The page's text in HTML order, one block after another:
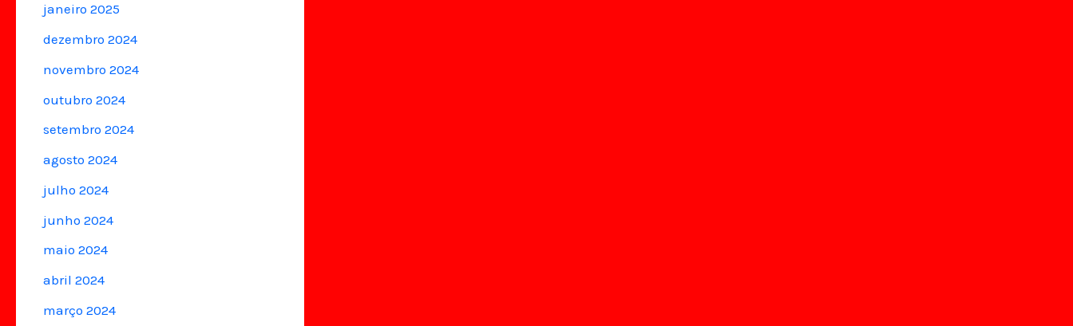
janeiro 2025
dezembro 2024
novembro 2024
outubro 2024
setembro 2024
agosto 2024
julho 2024
junho 2024
maio 2024
abril 2024
março 2024